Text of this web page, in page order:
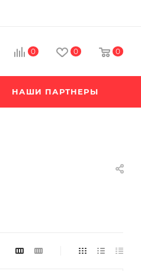
0 0 0
НАШИ ПАРТНЕРЫ